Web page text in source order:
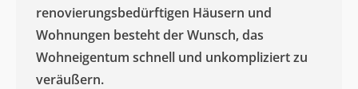
renovierungsbedürftigen Häusern und
Wohnungen besteht der Wunsch, das
Wohneigentum schnell und unkompliziert zu
veräußern. ​